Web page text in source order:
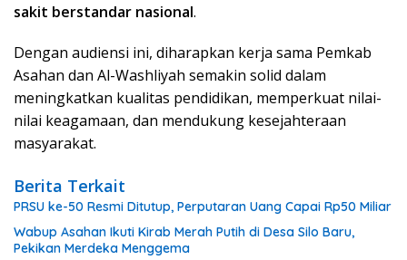
sakit berstandar nasional.
Dengan audiensi ini, diharapkan kerja sama Pemkab
Asahan dan Al-Washliyah semakin solid dalam
meningkatkan kualitas pendidikan, memperkuat nilai-
nilai keagamaan, dan mendukung kesejahteraan
masyarakat.
Berita Terkait
PRSU ke-50 Resmi Ditutup, Perputaran Uang Capai Rp50 Miliar
Wabup Asahan Ikuti Kirab Merah Putih di Desa Silo Baru,
Pekikan Merdeka Menggema